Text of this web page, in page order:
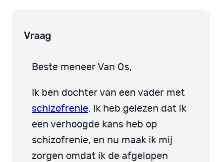
Vraag
Beste meneer Van Os,
Ik ben dochter van een vader met
schizofrenie. Ik heb gelezen dat ik
een verhoogde kans heb op
schizofrenie, en nu maak ik mij
zorgen omdat ik de afgelopen